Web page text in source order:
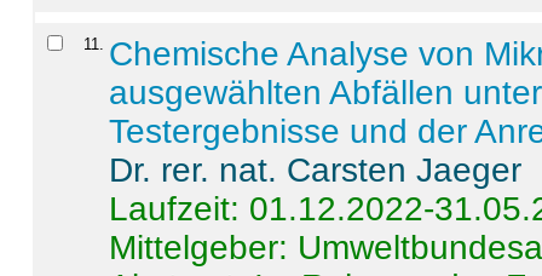
11
Chemische Analyse von
ausgewählten Abfällen
Testergebnisse und der
Dr. rer. nat. Carsten Jaeger
Laufzeit: 01.12.2022-
Mittelgeber: